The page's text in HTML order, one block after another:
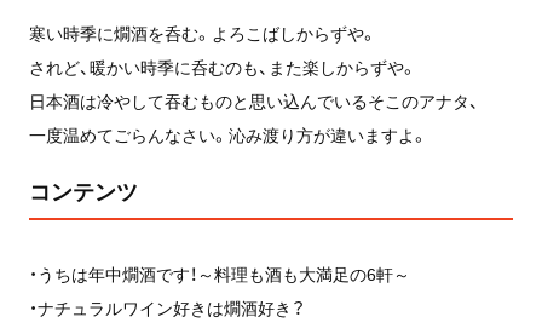
寒い時季に燗酒を呑む。よろこばしからずや。
されど、暖かい時季に呑むのも、また楽しからずや。
日本酒は冷やして吞むものと思い込んでいるそこのアナタ、
一度温めてごらんなさい。沁み渡り方が違いますよ。
コンテンツ
・うちは年中燗酒です！～料理も酒も大満足の6軒～
・ナチュラルワイン好きは燗酒好き？